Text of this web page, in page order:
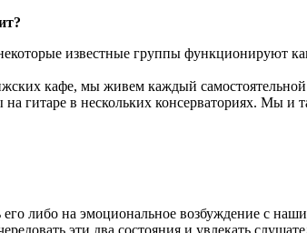
известные группы функционируют
кафе, мы живем каждый
гитаре в нескольких консерваториях. Мы и
либо на эмоциональное возбуждение с
эти два состояния и увлекать